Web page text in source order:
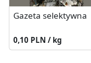
Gazeta selektywna
0,10 PLN / kg